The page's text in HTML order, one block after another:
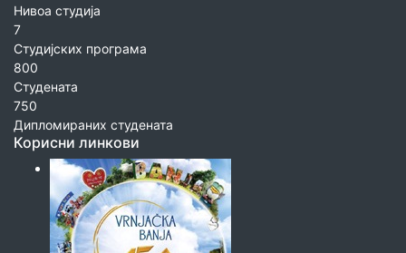
Нивоа студија
7
Студијских програма
800
Студената
750
Дипломираних студената
Корисни линкови